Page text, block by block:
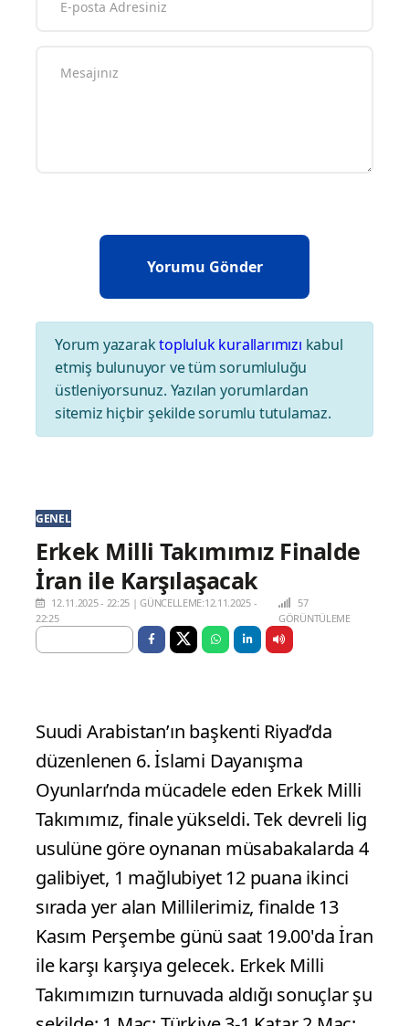
Yorum yazaraktopluluk kurallarımızı kabul
etmiş bulunuyor ve tüm sorumluluğu
üstleniyorsunuz. Yazılan yorumlardan
sitemiz hiçbir şekilde sorumlu tutulamaz.
GENEL
Erkek Milli Takımımız Finalde
İran ile Karşılaşacak
12.11.2025 - 22:25 |GÜNCELLEME:12.11.2025 -
22:25
57
GÖRÜNTÜLEME
Suudi Arabistan’ın başkenti Riyad’da
düzenlenen 6. İslami Dayanışma
Oyunları’nda mücadele eden Erkek Milli
Takımımız, finale yükseldi. Tek devreli lig
usulüne göre oynanan müsabakalarda 4